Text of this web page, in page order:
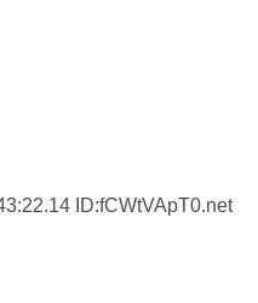
ID:fCWtVApT0.net